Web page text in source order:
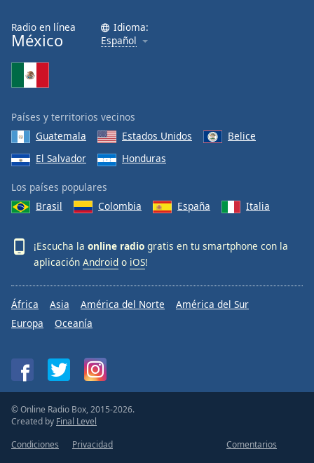
Radio en línea
México
Idioma:
Español
Países y territorios vecinos
Guatemala
Estados Unidos
Belice
El Salvador
Honduras
Los países populares
Brasil
Colombia España Italia
¡Escucha la online radio gratis en tu smartphone con la
aplicación Android o iOS!
África Asia América del Norte
América del Sur
Europa
Oceanía
© Online Radio Box, 2015-2026.
Created by Final Level
Condiciones
Privacidad
Comentarios